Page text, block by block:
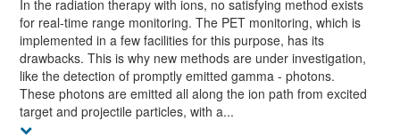
In the radiation therapy with ions, no satisfying method exists
for real-time range monitoring. The PET monitoring, which is
implemented in a few facilities for this purpose, has its
drawbacks. This is why new methods are under investigation,
like the detection of promptly emitted gamma - photons.
These photons are emitted all along the ion path from excited
target and projectile particles, with a...